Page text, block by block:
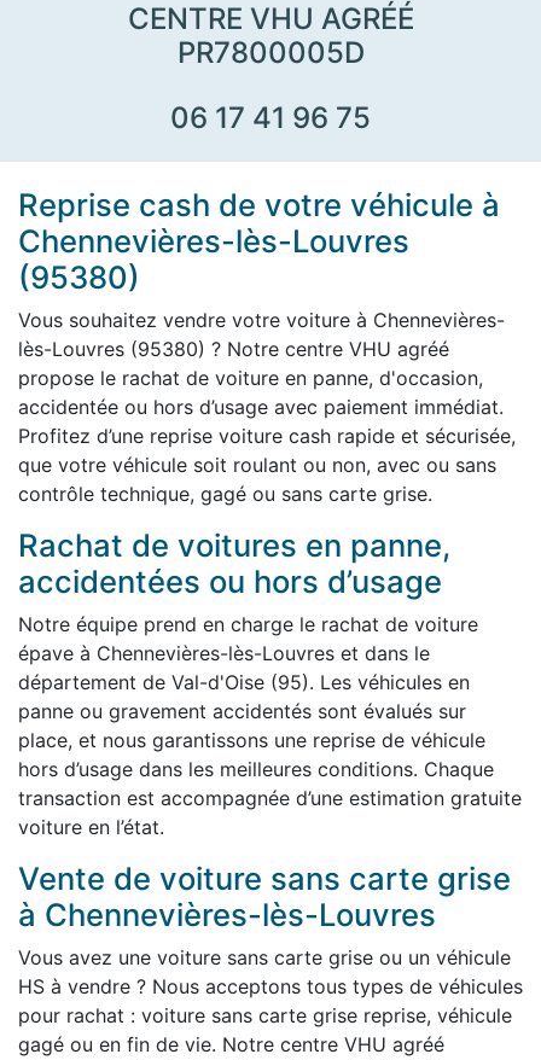
CENTRE VHU AGRÉÉ
PR7800005D
06 17 41 96 75
Reprise cash de votre véhicule à
Chennevières-lès-Louvres
(95380)
Vous souhaitez vendre votre voiture à Chennevières-
lès-Louvres (95380) ? Notre centre VHU agréé
propose le rachat de voiture en panne, d'occasion,
accidentée ou hors d’usage avec paiement immédiat.
Profitez d’une reprise voiture cash rapide et sécurisée,
que votre véhicule soit roulant ou non, avec ou sans
contrôle technique, gagé ou sans carte grise.
Rachat de voitures en panne,
accidentées ou hors d’usage
Notre équipe prend en charge le rachat de voiture
épave à Chennevières-lès-Louvres et dans le
département de Val-d'Oise (95). Les véhicules en
panne ou gravement accidentés sont évalués sur
place, et nous garantissons une reprise de véhicule
hors d’usage dans les meilleures conditions. Chaque
transaction est accompagnée d’une estimation gratuite
voiture en l’état.
Vente de voiture sans carte grise
à Chennevières-lès-Louvres
Vous avez une voiture sans carte grise ou un véhicule
HS à vendre ? Nous acceptons tous types de véhicules
pour rachat : voiture sans carte grise reprise, véhicule
gagé ou en fin de vie. Notre centre VHU agréé